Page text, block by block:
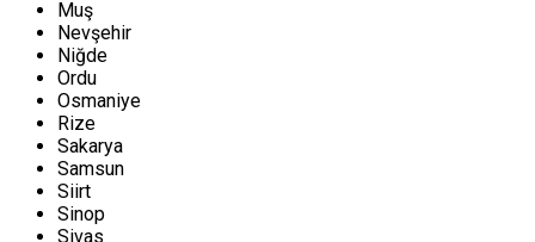
Muş
Nevşehir
Niğde
Ordu
Osmaniye
Rize
Sakarya
Samsun
Siirt
Sinop
Sivas